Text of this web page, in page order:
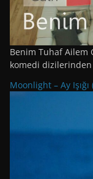
Benim Tuhaf Ailem
komedi
Moonlight – Ay